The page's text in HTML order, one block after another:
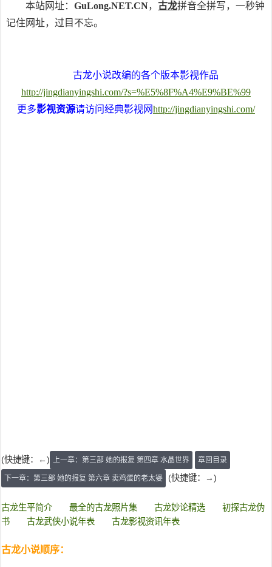
本站网址： GuLong.NET.CN， 古龙拼音全拼写，一秒钟
记住网址，过目不忘。
古龙小说改编的各个版本影视作品
http://jingdianyingshi.com/?s=%E5%8F%A4%E9%BE%99
更多影视资源请访问经典影视网http://jingdianyingshi.com/
(快捷键：←) 上一章：第三部 她的报复 第四章 水晶世界 章回目录
下一章：第三部 她的报复 第六章 卖鸡蛋的老太婆 (快捷键：→)
古龙生平简介 最全的古龙照片集 古龙妙论精选
初探古龙伪
书
古龙武侠小说年表 古龙影视资讯年表
古龙小说顺序：